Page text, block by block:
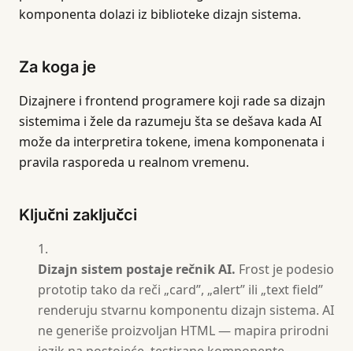
komponenta dolazi iz biblioteke dizajn sistema.
Za koga je
Dizajnere i frontend programere koji rade sa dizajn
sistemima i žele da razumeju šta se dešava kada AI
može da interpretira tokene, imena komponenata i
pravila rasporeda u realnom vremenu.
Ključni zaključci
Dizajn sistem postaje rečnik AI. Frost je podesio
prototip tako da reči „card”, „alert” ili „text field”
renderuju stvarnu komponentu dizajn sistema. AI
ne generiše proizvoljan HTML — mapira prirodni